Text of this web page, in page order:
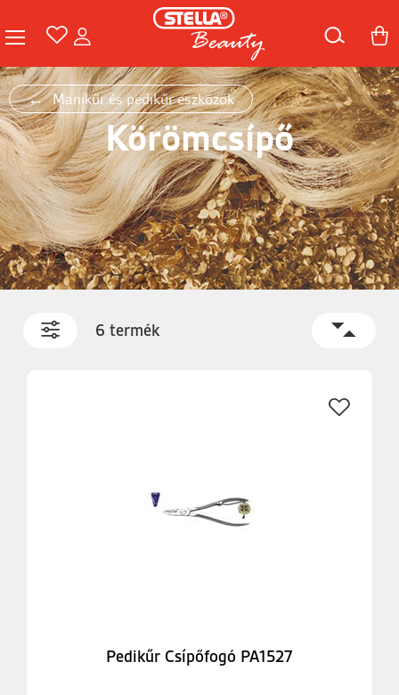
Manikűr és pedikűr eszközök
Körömcsípő
6 termék
Pedikűr Csípőfogó PA1527